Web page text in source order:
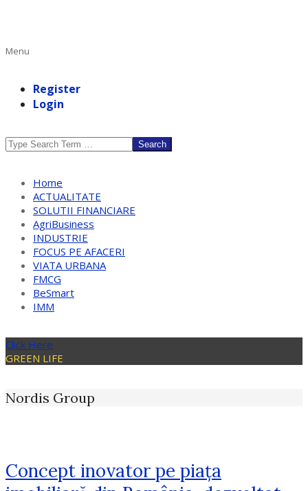
Primary
Menu
Register
Login
Search
Home
ACTUALITATE
SOLUTII FINANCIARE
AgriBusiness
INDUSTRIE
FOCUS PE AFACERI
VIATA URBANA
FMCG
BeSmart
IMM
Click Here
GREEN LIFE
Nordis Group
Concept inovator pe piața